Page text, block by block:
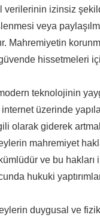
verilerinin izinsiz
veya
Mahremiyetin
hissetmeleri
teknolojinin
üzerinde
olarak giderek
mahremiyet
ve bu hakları
hukuki
duygusal ve